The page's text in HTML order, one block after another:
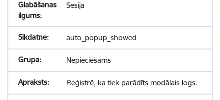
Sesija
auto_popup_showed
Nepieciešams
Reģistrē, ka tiek parādīts modālais logs.